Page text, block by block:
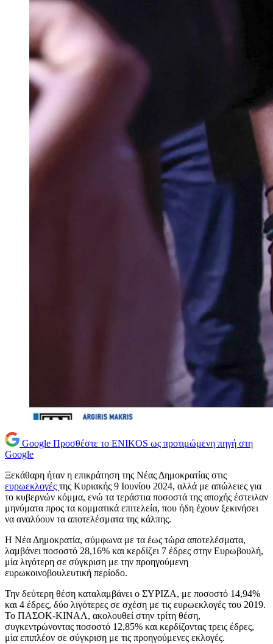
Google Προσθέστε το ENIKOS ως προτιμώμενη πηγή στη
Google
Ξεκάθαρη ήταν η επικράτηση της Νέας Δημοκρατίας στις
ευρωεκλογές της Κυριακής 9 Ιουνίου 2024, αλλά με απώλειες για
το κυβερνών κόμμα, ενώ τα τεράστια ποσοστά της αποχής έστειλαν
μηνύματα προς τα κομματικά επιτελεία, που ήδη έχουν ξεκινήσει
να αναλύουν τα αποτελέσματα της κάλπης.
Η Νέα Δημοκρατία, σύμφωνα με τα έως τώρα αποτελέσματα,
λαμβάνει ποσοστό 28,16% και κερδίζει 7 έδρες στην Ευρωβουλή,
μία λιγότερη σε σύγκριση με την προηγούμενη
ευρωκοινοβουλευτική περίοδο.
Την δεύτερη θέση καταλαμβάνει ο ΣΥΡΙΖΑ, με ποσοστό 14,94%
και 4 έδρες, δύο λιγότερες σε σχέση με τις ευρωεκλογές του 2019.
Το ΠΑΣΟΚ-ΚΙΝΑΛ, ακολουθεί στην τρίτη θέση,
συγκεντρώνοντας ποσοστό 12,85% και κερδίζοντας τρεις έδρες,
μία επιπλέον σε σύγκριση με τις προηγούμενες εκλογές.